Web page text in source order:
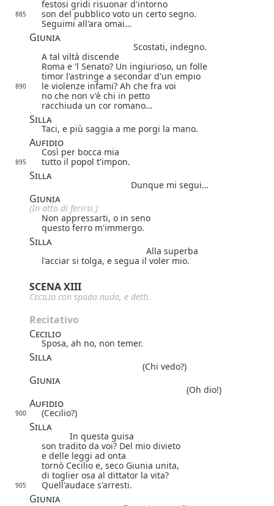
festosi gridi risuonar d'intorno
885
son del pubblico voto un certo segno.
Seguimi all'ara omai…
Giunia
Scostati, indegno.
A tal viltà discende
Roma e 'l Senato? Un ingiurioso, un folle
timor l'astringe a secondar d'un empio
890
le violenze infami? Ah che fra voi
no che non v'è chi in petto
racchiuda un cor romano…
Silla
Taci, e più saggia a me porgi la mano.
Aufidio
Così per bocca mia
895 tutto il popol t'impon.
Silla
Dunque mi segui…
Giunia
(In atto di ferirsi.)
Non appressarti, o in seno
questo ferro m'immergo.
Silla
Alla superba
l'acciar si tolga, e segua il voler mio.
SCENA XIII
Cecilio con spada nuda, e detti.
Recitativo
Cecilio
Sposa, ah no, non temer.
Silla
(Chi vedo?)
Giunia
(Oh dio!)
Aufidio
900 (Cecilio?)
Silla
In questa guisa
son tradito da voi? Del mio divieto
e delle leggi ad onta
tornò Cecilio e, seco Giunia unita,
di toglier osa al dittator la vita?
905 Quell'audace s'arresti.
Giunia